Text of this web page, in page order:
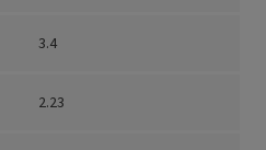
3.4
2.23